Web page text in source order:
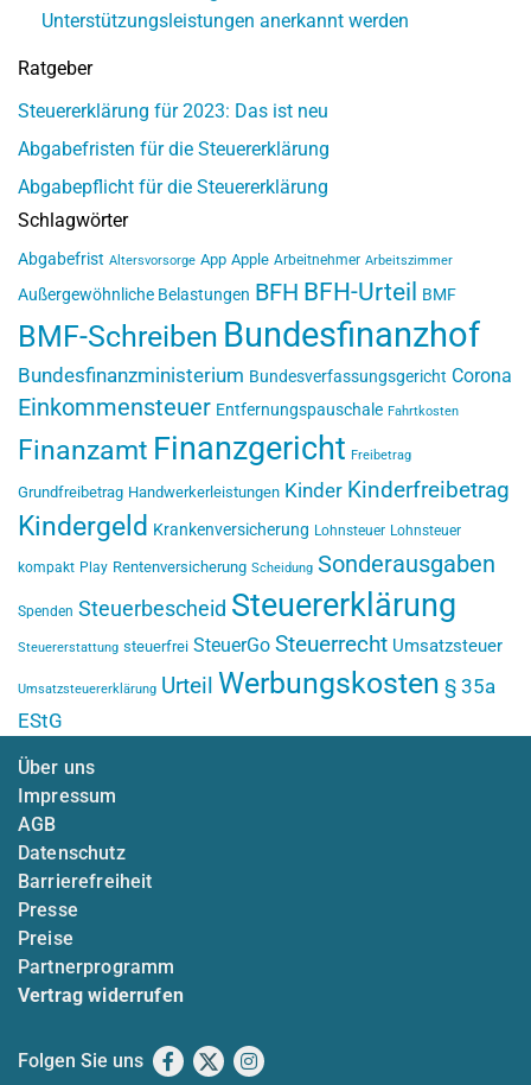
Unterstützungsleistungen anerkannt werden
Ratgeber
Steuererklärung für 2023: Das ist neu
Abgabefristen für die Steuererklärung
Abgabepflicht für die Steuererklärung
Schlagwörter
Abgabefrist Altersvorsorge App Apple Arbeitnehmer Arbeitszimmer
Außergewöhnliche Belastungen BFH BFH-Urteil BMF
BMF-Schreiben Bundesfinanzhof
Bundesfinanzministerium Bundesverfassungsgericht Corona
Einkommensteuer Entfernungspauschale Fahrtkosten
Finanzamt Finanzgericht Freibetrag
Grundfreibetrag Handwerkerleistungen Kinder Kinderfreibetrag
Kindergeld Krankenversicherung Lohnsteuer Lohnsteuer
kompakt Play Rentenversicherung Scheidung Sonderausgaben
Spenden Steuerbescheid Steuererklärung
Steuererstattung steuerfrei SteuerGo Steuerrecht Umsatzsteuer
Umsatzsteuererklärung Urteil Werbungskosten § 35a
EStG
Über uns
Impressum
AGB
Datenschutz
Barrierefreiheit
Presse
Preise
Partnerprogramm
Vertrag widerrufen
Folgen Sie uns Facebook
X Instagram